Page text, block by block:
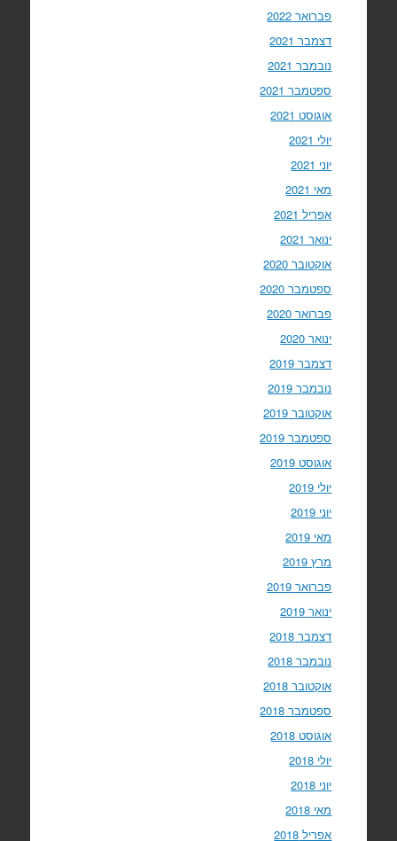
פברואר 2022
דצמבר 2021
נובמבר 2021
ספטמבר 2021
אוגוסט 2021
יולי 2021
יוני 2021
מאי 2021
אפריל 2021
ינואר 2021
אוקטובר 2020
ספטמבר 2020
פברואר 2020
ינואר 2020
דצמבר 2019
נובמבר 2019
אוקטובר 2019
ספטמבר 2019
אוגוסט 2019
יולי 2019
יוני 2019
מאי 2019
מרץ 2019
פברואר 2019
ינואר 2019
דצמבר 2018
נובמבר 2018
אוקטובר 2018
ספטמבר 2018
אוגוסט 2018
יולי 2018
יוני 2018
מאי 2018
אפריל 2018